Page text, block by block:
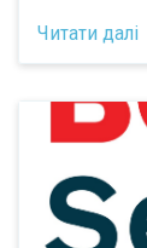
Читати далі